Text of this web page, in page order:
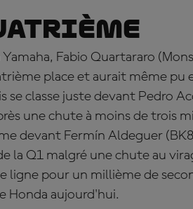
Fabio Quartararo
place et aurait même pu
se classe juste devant Pedro
une chute à moins de trois
devant Fermín Aldeguer
la Q1 malgré une chute au
ligne pour un millième de
Honda aujourd'hui.